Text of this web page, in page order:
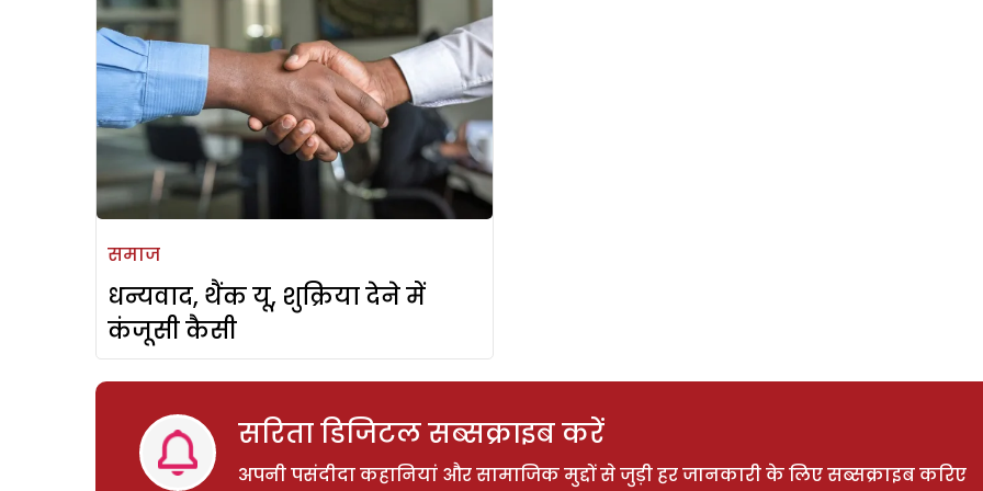
समाज
धन्यवाद, थैंक यू, शुक्रिया देने में
कंजूसी कैसी
सरिता डिजिटल सब्सक्राइब करें
अपनी पसंदीदा कहानियां और सामाजिक मुद्दों से जुड़ी हर जानकारी के लिए सब्सक्राइब करिए